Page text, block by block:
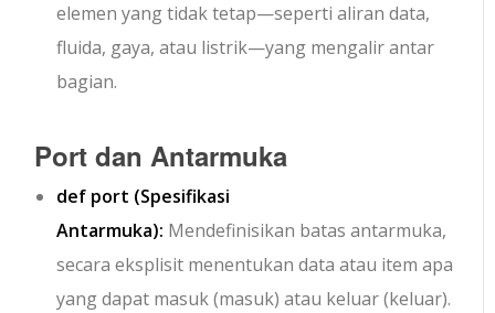
elemen yang tidak tetap—seperti aliran data,
fluida, gaya, atau listrik—yang mengalir antar
bagian.
Port dan Antarmuka
def port (Spesifikasi
Antarmuka): Mendefinisikan batas antarmuka,
secara eksplisit menentukan data atau item apa
yang dapat masuk (masuk) atau keluar (keluar).